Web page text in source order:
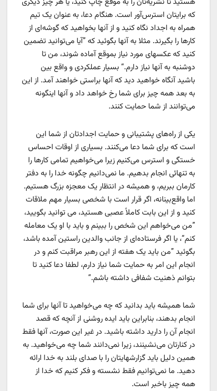
که برایتان استرس‌آور است. هنگام دعا، به عنوان یک تیم
همراه به اجداد نگاه کنید و از آنها بخواهید که گوشه‌ای از
کارها را بگیرند. مثلا به آنها بگوئید که ”آیا می‌توانید تضمین
کنید که عکسهای مورد نیاز بموقع آماده شوند، من تا
دوشنبه به آنها نیاز دارم.“ بسیار عملکردی و واقع بین
باشید آنگاه خواهید دید که آنها براستی خواهند آمد. از این
به بعد همه چیز برای شما رخ خواهد داد و آنها اینگونه
می‌توانند از شما حمایت کنند.
یکی از راه‌های پشتیبانی و حمایت اجدادتان از شما این
است که برای شما دعا می‌کنند. بسیاری از اوقات احساس
خستگی و استرس می‌کنیم زیرا می‌خواهیم تمامی کارها را
به تنهائی انجام بدهیم. ما نمی‌دانیم چگونه خدا را به دفتر
کارمان ببریم، و همیشه در انتظار یک معجزه بزرگ هستیم.
اما واقع‌بینانه، اگر قرار است با شخصی بسیار مهم ملاقات
کنید و از این بابت کاملاً عصبی هستید، می توانید بگویید،
”من می‌خواهم این شخص را ببینم و باید با او یک معامله
کنم“، یا اگر فرستاده‌ای از جانب والدین راستین آمده باشد،
بگوئید ”من باید یک هفته از این رهبر مراقبت کنم و در
انجام این امر به حمایت شما نیاز دارم، لطفا دعا کنید تا
بتوانم ذهنیت شفافی داشته باشم.“
شما همیشه باید بدانید که چه می‌خواهید تا آنها برای شما
انجام بدهند، بنابراین باید ایده روشنی از آنچه که قصد
انجام آن را دارید داشته باشید. در غیر این صورت، آنها فقط
در کنارتان می‌نشینند، زیرا نمی‌دانند شما چه می‌خواهید. به
همین دلیل باید گزارشهایتان را با صدای بلند به خدا ارائه
دهید. ما نمی‌توانیم فقط نشسته و فکر کنیم که خدا از
همه چیز باخبر است.